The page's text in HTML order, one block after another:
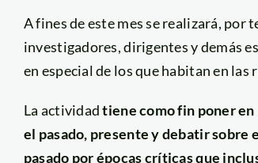
A fines de este mes se realizará, por
investigadores, dirigentes y demás
en especial de los que habitan en las
La actividadtiene como fin poner
el pasado, presente y debatir sobre
pasado por épocas críticas que